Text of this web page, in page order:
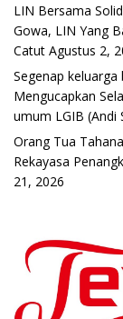
LIN Bersama
Gowa, LIN Yang
Catut Agustus 2,
Segenap
Mengucapkan
umum LGIB (Andi
Orang Tua
Rekayasa
21, 2026